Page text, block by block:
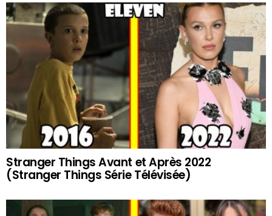
Stranger Things Avant et Après 2022
(Stranger Things Série Télévisée)